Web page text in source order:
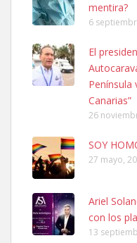
SHIBA PERDIDO AVDA
PERRO MACHO RAZA
06/07/2025 ZONA MESA Y
Leales.org » Gran Canaria
Ninfa perdida
El día 5 se los perdió una
calle, se perdió por la zon...
mentira?
6
El
Península
Canarias”
26
SOY
27 mayo,
Ariel
con los
13